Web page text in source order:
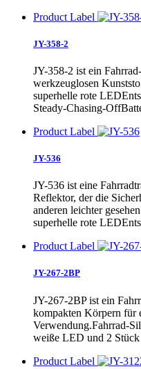
Product Label
JY-358-2
JY-358-2 ist ein
werkzeuglosen
superhelle rote
Steady-Chasing-
Product Label
JY-536
JY-536 ist eine
Reflektor, der die
anderen leichter
superhelle rote
Product Label
JY-267-2BP
JY-267-2BP ist ein
kompakten Körpern für
Verwendung.Fahrrad-
weiße LED und 2
Product Label